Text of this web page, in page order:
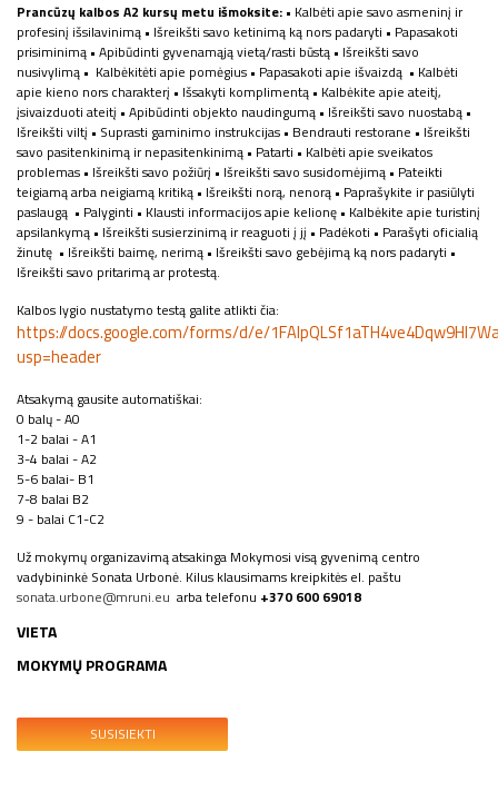
Prancūzų kalbos A2 kursų metu išmoksite: • Kalbėti apie savo asmeninį ir
profesinį išsilavinimą • Išreikšti savo ketinimą ką nors padaryti • Papasakoti
prisiminimą • Apibūdinti gyvenamąją vietą/rasti būstą • Išreikšti savo
nusivylimą • Kalbėkitėti apie pomėgius • Papasakoti apie išvaizdą • Kalbėti
apie kieno nors charakterį • Išsakyti komplimentą • Kalbėkite apie ateitį,
įsivaizduoti ateitį • Apibūdinti objekto naudingumą • Išreikšti savo nuostabą •
Išreikšti viltį • Suprasti gaminimo instrukcijas • Bendrauti restorane • Išreikšti
savo pasitenkinimą ir nepasitenkinimą • Patarti • Kalbėti apie sveikatos
problemas • Išreikšti savo požiūrį • Išreikšti savo susidomėjimą • Pateikti
teigiamą arba neigiamą kritiką • Išreikšti norą, nenorą • Paprašykite ir pasiūlyti
paslaugą • Palyginti • Klausti informacijos apie kelionę • Kalbėkite apie turistinį
apsilankymą • Išreikšti susierzinimą ir reaguoti į jį • Padėkoti • Parašyti oficialią
žinutę • Išreikšti baimę, nerimą • Išreikšti savo gebėjimą ką nors padaryti •
Išreikšti savo pritarimą ar protestą.
Kalbos lygio nustatymo testą galite atlikti čia:
https://docs.google.com/forms/d/e/
usp=header
Atsakymą gausite automatiškai:
0 balų - A0
1-2 balai - A1
3-4 balai - A2
5-6 balai- B1
7-8 balai B2
9 - balai C1-C2
Už mokymų organizavimą atsakinga Mokymosi visą gyvenimą centro
vadybininkė Sonata Urbonė. Kilus klausimams kreipkitės el. paštu
sonata.urbone@mruni.eu arba telefonu +370 600 69018
VIETA
MOKYMŲ PROGRAMA
SUSISIEKTI